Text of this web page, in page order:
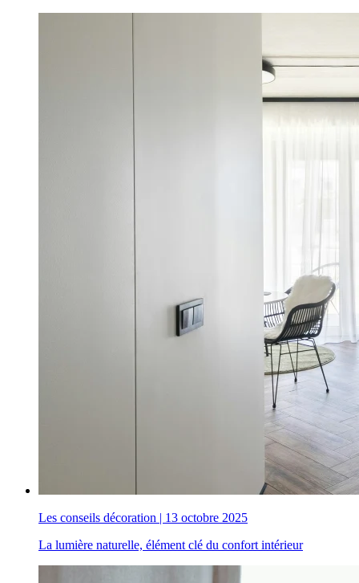
Les conseils décoration | 13 octobre 2025
La lumière naturelle, élément clé du confort intérieur